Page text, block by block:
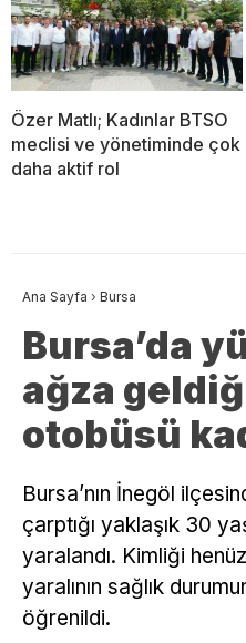
Özer Matlı; Kadınlar BTSO
meclisi ve yönetiminde çok
daha aktif rol
Ana Sayfa › Bursa
Bursa’da
ağza
otobüsü
Bursa’nın İnegöl
çarptığı yaklaşık 30
yaralandı. Kimliği
yaralının sağlık
öğrenildi.